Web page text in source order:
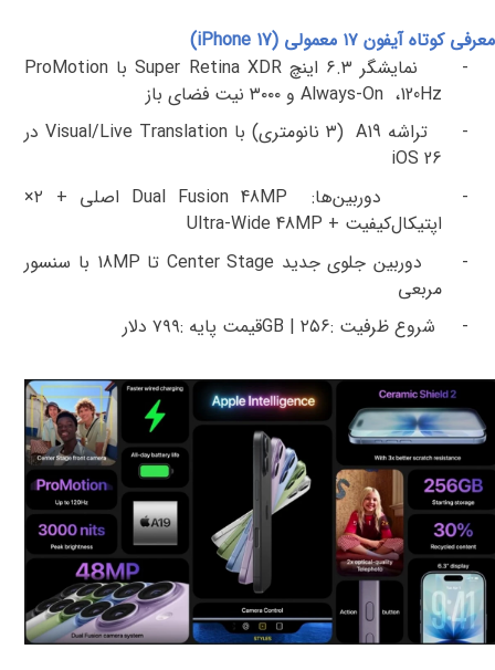
معرفی کوتاه آیفون ۱۷ معمولی (
iPhone 17
)
-
نمایشگر ۶.۳ اینچ Super Retina XDR با ProMotion
120Hz، Always-On و ۳۰۰۰ نیت فضای باز
-
تراشه A19
(۳ نانومتری) با Visual/Live Translation در
iOS 26
-
دوربین‌ها:
Dual Fusion 48MP اصلی + ۲×
اپتیکال‌کیفیت + Ultra-Wide 48MP
-
دوربین جلوی جدید Center Stage تا 18MP با سنسور
مربعی
-
شروع ظرفیت :۲۵۶ GB |قیمت پایه :۷۹۹ دلار